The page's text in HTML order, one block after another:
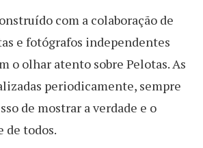
com a colaboração de
e fotógrafos independentes
o olhar atento sobre Pelotas. As
periodicamente, sempre
de mostrar a verdade e o
de todos.